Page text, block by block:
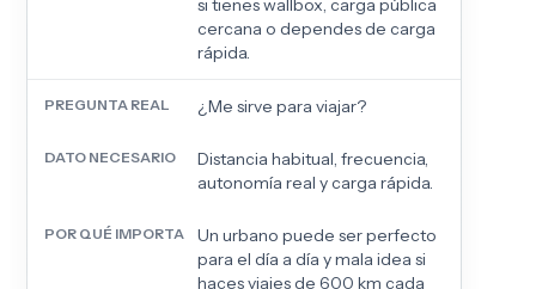
si tienes wallbox, carga pública
cercana o dependes de carga
rápida.
¿Me sirve para viajar?
Distancia habitual, frecuencia,
autonomía real y carga rápida.
Un urbano puede ser perfecto
para el día a día y mala idea si
haces viajes de 600 km cada